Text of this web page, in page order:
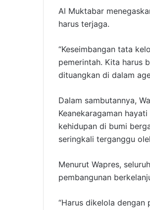
Al Muktabar
harus terjaga.
“Keseimbangan tata
pemerintah. Kita harus
dituangkan di dalam
Dalam sambutannya,
Keanekaragaman
kehidupan di bumi
seringkali terganggu
Menurut Wapres,
pembangunan
“Harus dikelola dengan